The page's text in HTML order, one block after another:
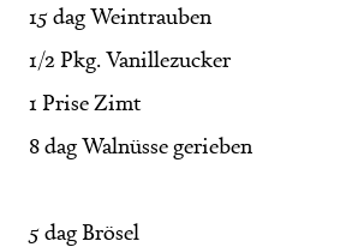
15 dag Weintrauben
1/2 Pkg. Vanillezucker
1 Prise Zimt
8 dag Walnüsse gerieben
5 dag Brösel